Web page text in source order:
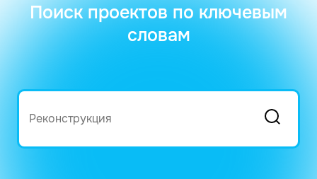
Поиск проектов по ключевым
словам